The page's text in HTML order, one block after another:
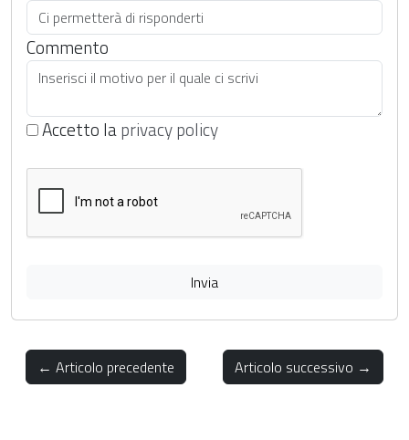
Commento
Accetto laprivacy policy
Invia
← Articolo precedente Articolo successivo →